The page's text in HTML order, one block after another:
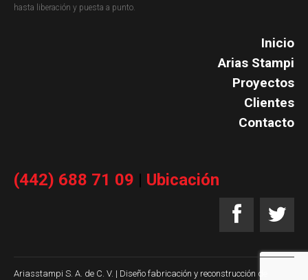
hasta liberación y puesta a punto.
Inicio
Arias Stampi
Proyectos
Clientes
Contacto
(442) 688 71 09 | Ubicación
Ariasstampi S. A. de C. V. | Diseño fabricación y reconstrucción de